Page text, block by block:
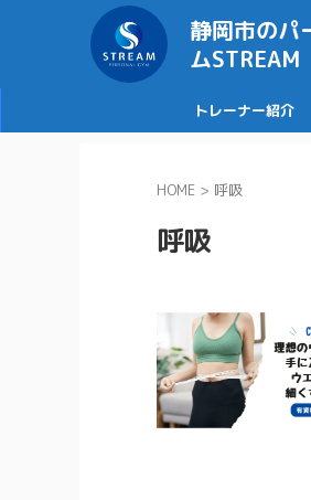
静岡市のパ
ムSTREAM
トレーナー紹介
HOME > 呼吸
呼吸